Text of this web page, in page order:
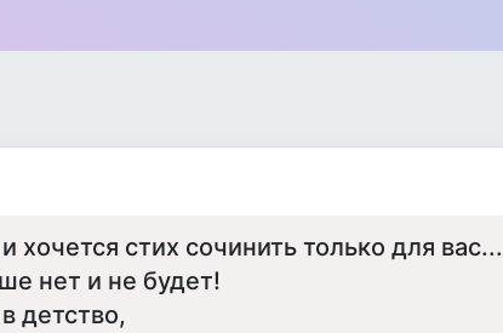
хочется стих сочинить только для вас...
нет и не будет!
детство,